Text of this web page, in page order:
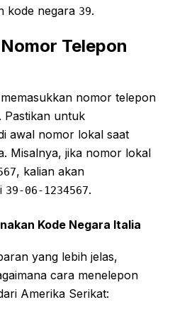
kode negara 39.
Telepon
nomor telepon
Pastikan untuk
awal nomor lokal saat
Misalnya, jika nomor lokal
, kalian akan
39-06-1234567.
Kode Negara Italia
yang lebih jelas,
cara menelepon
Amerika Serikat: